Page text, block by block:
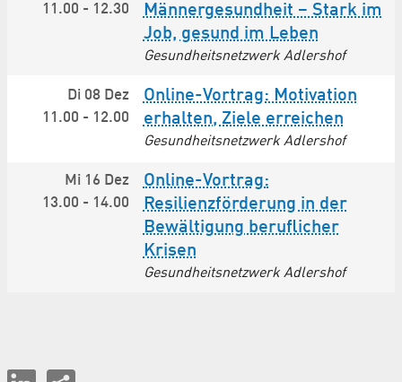
11.00 - 12.30
Männergesundheit – Stark im
Job, gesund im Leben
Gesundheitsnetzwerk Adlershof
Di 08 Dez
11.00 - 12.00
Online-Vortrag: Motivation
erhalten, Ziele erreichen
Gesundheitsnetzwerk Adlershof
Mi 16 Dez
13.00 - 14.00
Online-Vortrag:
Resilienzförderung in der
Bewältigung beruflicher
Krisen
Gesundheitsnetzwerk Adlershof